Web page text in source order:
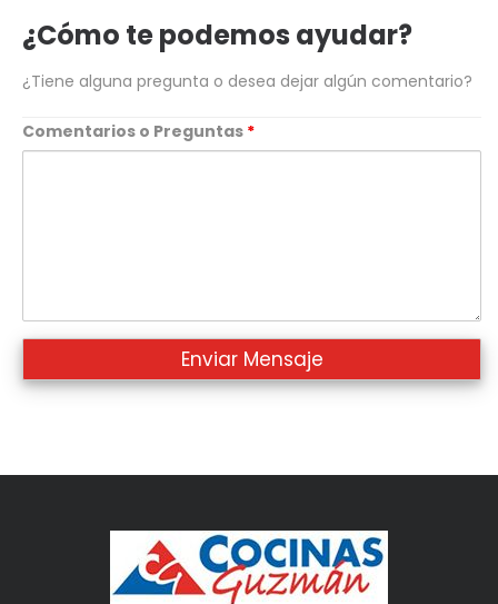
¿Cómo te podemos ayudar?
¿Tiene alguna pregunta o desea dejar algún comentario?
Comentarios o Preguntas *